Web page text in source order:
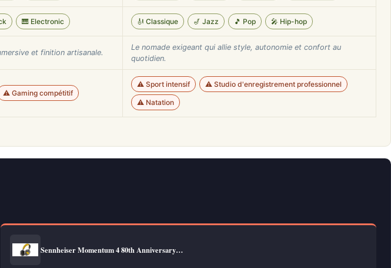
🎹 Electronic 🎻 Classique 🎷 Jazz 🎵 Pop 🎤 Hip-hop
et finition artisanale.
Le nomade exigeant qui allie style, autonomie et confort au
quotidien.
⚠️ Gaming compétitif
⚠️ Sport intensif ⚠️ Studio d'enregistrement professionnel
⚠️ Natation
Sennheiser Momentum 4 80th Anniversary…